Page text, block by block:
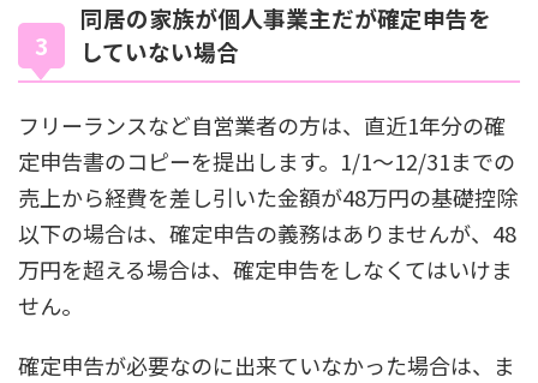
同居の家族が個人事業主だが確定申告を
していない場合
フリーランスなど自営業者の方は、直近1年分の確
定申告書のコピーを提出します。1/1〜12/31までの
売上から経費を差し引いた金額が48万円の基礎控除
以下の場合は、確定申告の義務はありませんが、48
万円を超える場合は、確定申告をしなくてはいけま
せん。
確定申告が必要なのに出来ていなかった場合は、ま